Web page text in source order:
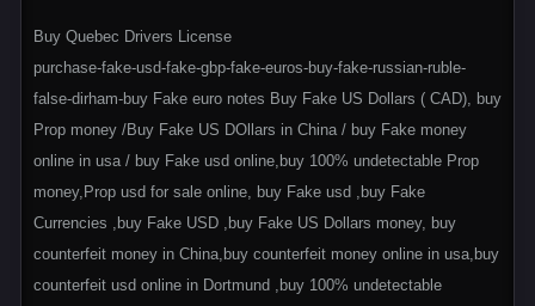
Buy Quebec Drivers License
purchase-fake-usd-fake-gbp-fake-euros-buy-fake-russian-ruble-
false-dirham-buy Fake euro notes Buy Fake US Dollars ( CAD), buy
Prop money /Buy Fake US DOllars in China / buy Fake money
online in usa / buy Fake usd online,buy 100% undetectable Prop
money,Prop usd for sale online, buy Fake usd ,buy Fake
Currencies ,buy Fake USD ,buy Fake US Dollars money, buy
counterfeit money in China,buy counterfeit money online in usa,buy
counterfeit usd online in Dortmund ,buy 100% undetectable